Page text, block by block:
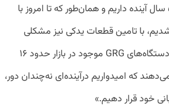
پشتیبانی از تجهیزات برند‌های اشاره ‌شده را تا ۵ سال آینده داریم و همان‌طور که تا امروز با
با تامین قطعات یدکی نیز مشکلی
او ادامه داد: «در حال حاضر دستگاه‌های GRG موجود در بازار حدود ۱۶
که امیدواریم درآینده‌ای نه‌چندان دور،